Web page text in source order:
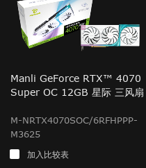
Manli GeForce RTX™ 4070
Super OC 12GB 星际 三风扇
M-NRTX4070SOC/6RFHPPP-
M3625
加入比较表